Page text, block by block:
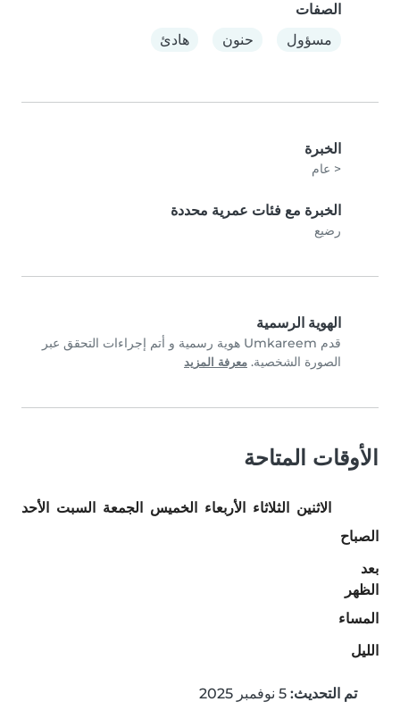
الصفات
مسؤول
حنون هادئ
الخبرة
< عام
الخبرة مع فئات عمرية محددة
رضيع
الهوية الرسمية
قدم Umkareem هوية رسمية و أتم إجراءات التحقق عبر
الصورة الشخصية. معرفة المزيد
الأوقات المتاحة
الاثنين الثلاثاء الأربعاء الخميس الجمعة السبت
الأحد
الصباح
بعد
الظهر
المساء
الليل
تم التحديث: